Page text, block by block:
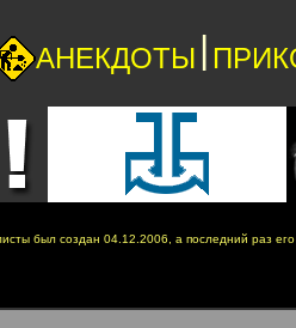
АНЕКДОТЫ |
был создан 04.12.2006, а последний раз